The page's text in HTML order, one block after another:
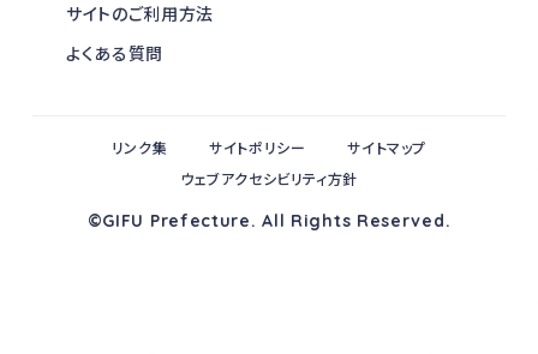
サイトのご利用方法
よくある質問
©GIFU Prefecture. All Rights Reserved.
リンク集 サイトポリシー
サイトマップ
ウェブアクセシビリティ方針